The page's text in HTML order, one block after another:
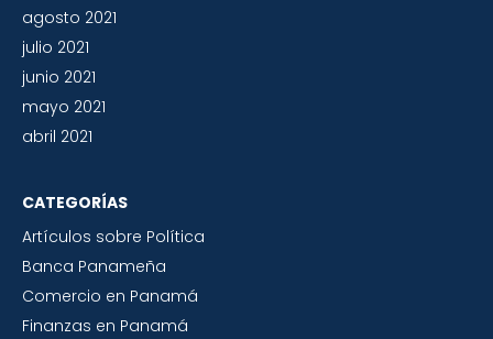
agosto 2021
julio 2021
junio 2021
mayo 2021
abril 2021
CATEGORÍAS
Artículos sobre Política
Banca Panameña
Comercio en Panamá
Finanzas en Panamá